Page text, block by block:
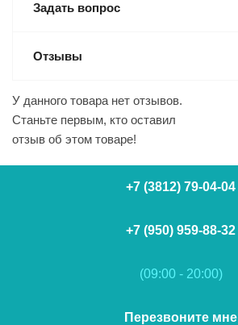
Задать вопрос
Отзывы
У данного товара нет отзывов.
Станьте первым, кто оставил
отзыв об этом товаре!
+7 (3812) 79-04-04
+7 (950) 959-88-32
(09:00 - 20:00)
Перезвоните мне